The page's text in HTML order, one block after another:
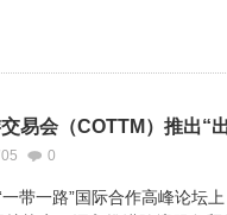
易会（COTTM）推出“
0
带一路”国际合作高峰论坛